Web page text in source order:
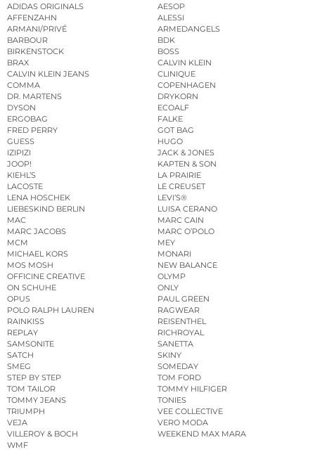
ADIDAS ORIGINALS
AESOP
AFFENZAHN
ALESSI
ARMANI/PRIVÉ
ARMEDANGELS
BARBOUR
BDK
BIRKENSTOCK
BOSS
BRAX
CALVIN KLEIN
CALVIN KLEIN JEANS
CLINIQUE
COMMA
COPENHAGEN
DR. MARTENS
DRYKORN
DYSON
ECOALF
ERGOBAG
FALKE
FRED PERRY
GOT BAG
GUESS
HUGO
IZIPIZI
JACK & JONES
JOOP!
KAPTEN & SON
KIEHL’S
LA PRAIRIE
LACOSTE
LE CREUSET
LENA HOSCHEK
LEVI’S®
LIEBESKIND BERLIN
LUISA CERANO
MAC
MARC CAIN
MARC JACOBS
MARC O’POLO
MCM
MEY
MICHAEL KORS
MONARI
MOS MOSH
NEW BALANCE
OFFICINE CREATIVE
OLYMP
ON SCHUHE
ONLY
OPUS
PAUL GREEN
POLO RALPH LAUREN
RAGWEAR
RAINKISS
REISENTHEL
REPLAY
RICHROYAL
SAMSONITE
SANETTA
SATCH
SKINY
SMEG
SOMEDAY
STEP BY STEP
TOM FORD
TOM TAILOR
TOMMY HILFIGER
TOMMY JEANS
TONIES
TRIUMPH
VEE COLLECTIVE
VEJA
VERO MODA
VILLEROY & BOCH
WEEKEND MAX MARA
WMF